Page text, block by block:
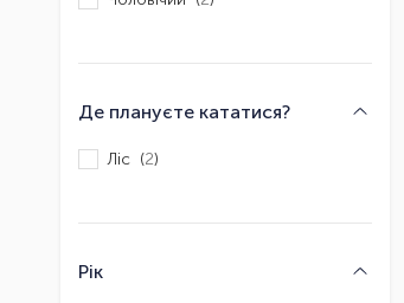
Де плануєте кататися?
Ліс (2)
Рік